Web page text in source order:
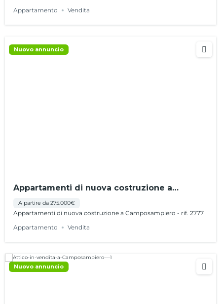
Appartamento
Vendita
Nuovo annuncio
Appartamenti di nuova costruzione a
Camposampiero – rif. 2777
A partire da 275.000€
Appartamenti di nuova costruzione a Camposampiero - rif. 2777
Appartamento
Vendita
Nuovo annuncio